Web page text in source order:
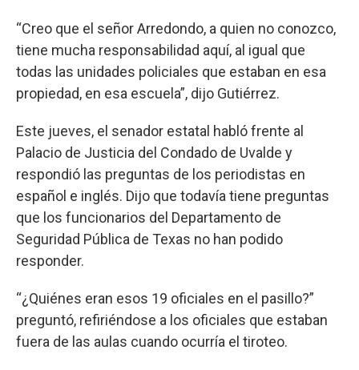
“Creo que el señor Arredondo, a quien no conozco,
tiene mucha responsabilidad aquí, al igual que
todas las unidades policiales que estaban en esa
propiedad, en esa escuela”, dijo Gutiérrez.
Este jueves, el senador estatal habló frente al
Palacio de Justicia del Condado de Uvalde y
respondió las preguntas de los periodistas en
español e inglés. Dijo que todavía tiene preguntas
que los funcionarios del Departamento de
Seguridad Pública de Texas no han podido
responder.
“¿Quiénes eran esos 19 oficiales en el pasillo?”
preguntó, refiriéndose a los oficiales que estaban
fuera de las aulas cuando ocurría el tiroteo.